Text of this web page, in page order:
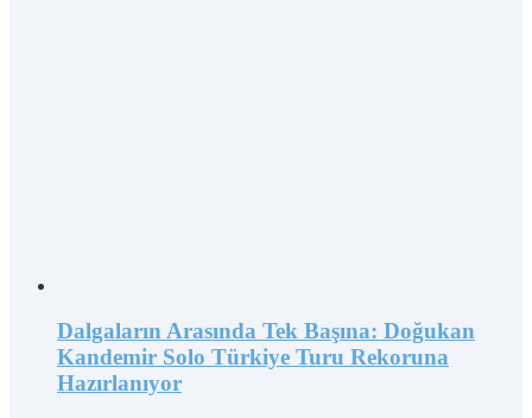
Dalgaların Arasında Tek Başına: Doğukan
Kandemir Solo Türkiye Turu Rekoruna
Hazırlanıyor